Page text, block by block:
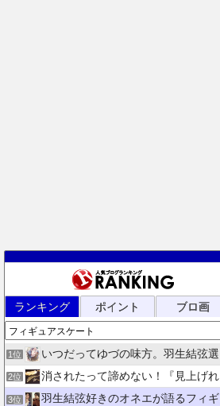
ランキング ポイント ブロ画
1位 いつだってゆづの味方。羽生結弦選手応援団 紫色のブログ
2位 消されたって諦めない！『見上げれば、青空 』別館
3位 羽生結弦好きのオネエが語るフィギュアスケート